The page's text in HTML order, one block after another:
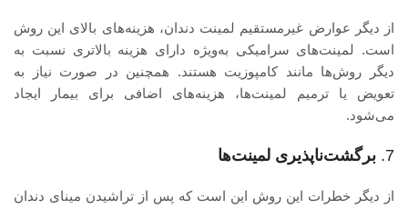
از دیگر عوارض غیرمستقیم لمینت دندان، هزینه‌های بالای این روش
است. لمینت‌های سرامیکی به‌ویژه دارای هزینه بالاتری نسبت به
دیگر روش‌ها مانند کامپوزیت هستند. همچنین در صورت نیاز به
تعویض یا ترمیم لمینت‌ها، هزینه‌های اضافی برای بیمار ایجاد
می‌شود.
7. برگشت‌ناپذیری لمینت‌ها
از دیگر خطرات این روش این است که پس از تراشیدن مینای دندان